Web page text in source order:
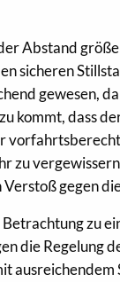
Abstand
sicheren
gewesen,
kommt, dass
zu
gegen
zu
die Regelung